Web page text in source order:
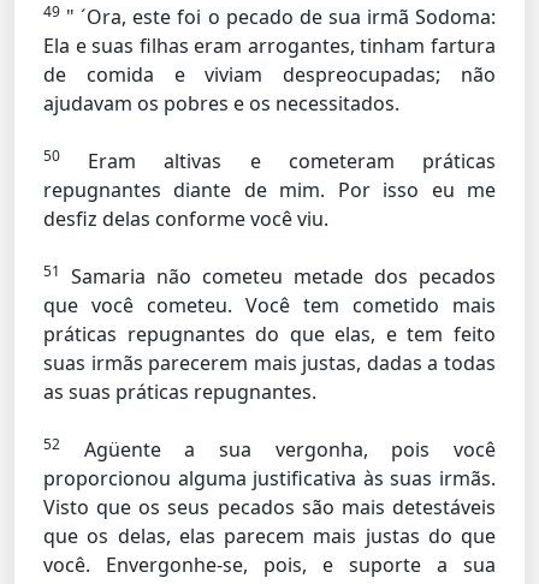
49 " ´Ora, este foi o pecado de sua irmã Sodoma:
Ela e suas filhas eram arrogantes, tinham fartura
de comida e viviam despreocupadas; não
ajudavam os pobres e os necessitados.
50
Eram altivas e cometeram práticas
repugnantes diante de mim. Por isso eu me
desfiz delas conforme você viu.
51
Samaria não cometeu metade dos pecados
que você cometeu. Você tem cometido mais
práticas repugnantes do que elas, e tem feito
suas irmãs parecerem mais justas, dadas a todas
as suas práticas repugnantes.
52
Agüente a sua vergonha, pois você
proporcionou alguma justificativa às suas irmãs.
Visto que os seus pecados são mais detestáveis
que os delas, elas parecem mais justas do que
você. Envergonhe-se, pois, e suporte a sua